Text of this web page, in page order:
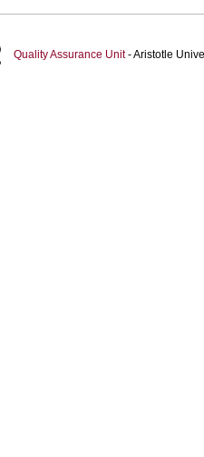
Quality Assurance Unit- Aristotle